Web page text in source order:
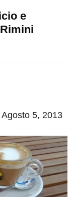
e
5, 2013